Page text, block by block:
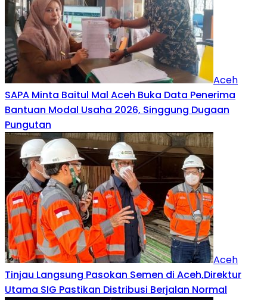
Aceh
SAPA Minta Baitul Mal Aceh Buka Data Penerima
Bantuan Modal Usaha 2026, Singgung Dugaan
Pungutan
Aceh
Tinjau Langsung Pasokan Semen di Aceh,Direktur
Utama SIG Pastikan Distribusi Berjalan Normal